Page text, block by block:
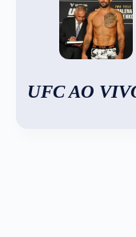
UFC AO